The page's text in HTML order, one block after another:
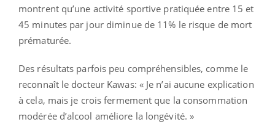
montrent qu’une activité sportive pratiquée entre 15 et
45 minutes par jour diminue de 11% le risque de mort
prématurée.
Des résultats parfois peu compréhensibles, comme le
reconnaît le docteur Kawas: « Je n’ai aucune explication
à cela, mais je crois fermement que la consommation
modérée d’alcool améliore la longévité. »